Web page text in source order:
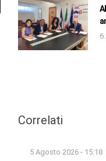
6
Correlati
5 Agosto 2026 - 15:18